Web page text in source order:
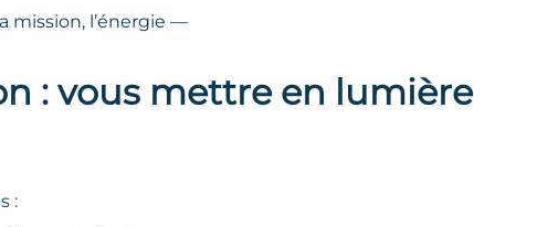
mission, l’énergie —
: vous mettre en lumière
: